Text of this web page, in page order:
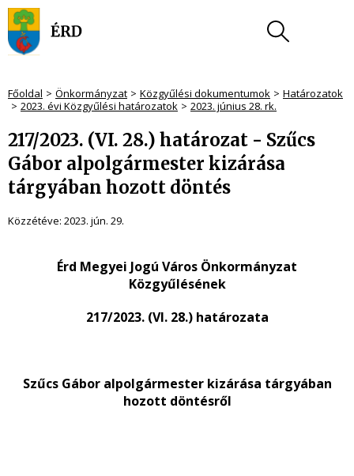
Főoldal Önkormányzat Közgyűlési dokumentumok
Határozatok
2023. évi Közgyűlési határozatok
2023. június 28. rk.
217/2023. (VI. 28.) határozat - Szűcs
Gábor alpolgármester kizárása
tárgyában hozott döntés
Közzétéve: 2023. jún. 29.
Érd Megyei Jogú Város Önkormányzat
Közgyűlésének
217/2023. (VI. 28.) határozata
Szűcs Gábor alpolgármester kizárása tárgyában
hozott döntésről